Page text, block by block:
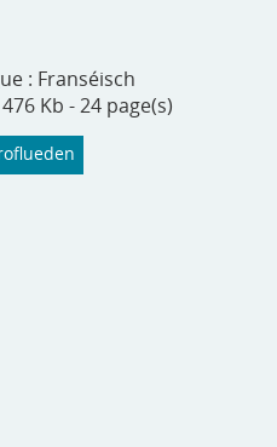
: Franséisch
Kb - 24 page(s)